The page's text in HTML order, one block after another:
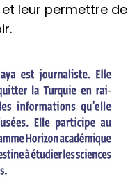
leur permettre de